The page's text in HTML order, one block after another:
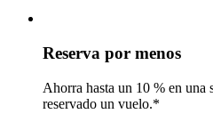
Reserva por menos
Ahorra hasta un 10 % en una
reservado un vuelo.*